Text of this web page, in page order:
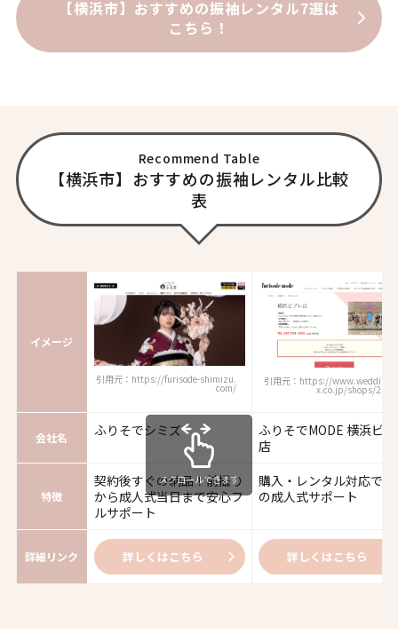
【横浜市】おすすめの振袖レンタル7選は
こちら！
Recommend Table
【横浜市】おすすめの振袖レンタル比較
表
イメージ
引用元：https://furisode-shimizu.
com/
引用元：https://
x.co.jp/shops/
会社名 ふりそでシミズ
ふりそでMODE 横浜ビ
店
特徴
契約後すぐの納品！前撮り
から成人式当日まで安心フ
ルサポート
購入・レンタル対応で
の成人式サポート
詳細リンク 詳しくはこちら 詳しくはこちら
スクロールできます